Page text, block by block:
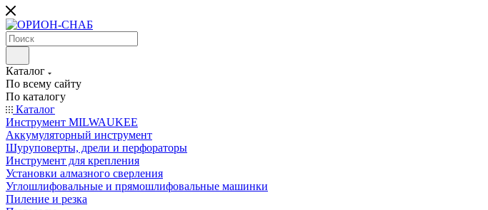
Каталог
По всему сайту
По каталогу
Каталог
Инструмент MILWAUKEE
Аккумуляторный инструмент
Шуруповерты, дрели и перфораторы
Инструмент для крепления
Установки алмазного сверления
Углошлифовальные и прямошлифовальные машинки
Пиление и резка